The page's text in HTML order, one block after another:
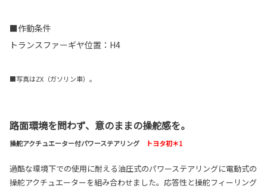
■作動条件
トランスファーギヤ位置：H4
■写真はZX（ガソリン車）。
路面環境を問わず、意のままの操舵感を。
操舵アクチュエーター付パワーステアリング トヨタ初＊1
過酷な環境下での使用に耐える油圧式のパワーステアリングに電動式の
操舵アクチュエーターを組み合わせました。応答性と操舵フィーリング